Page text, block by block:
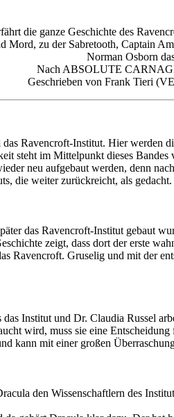
die ganze Geschichte des
Mord, zu der Sabretooth, Captain
Norman Osborn
Nach ABSOLUTE
Geschrieben von Frank Tieri
Ravencroft-Institut. Hier werden
steht im Mittelpunkt dieses
neu aufgebaut werden, denn
die weiter zurückreicht, als gedacht.
das Ravencroft-Institut gebaut
zeigt, dass dort der erste
Ravencroft. Gruselig und mit der
das Institut und Dr. Claudia Russel
wird, muss sie eine Entscheidung
kann mit einer großen
den Wissenschaftlern des